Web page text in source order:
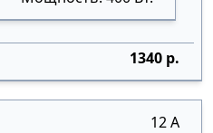
1340 р.
12 А